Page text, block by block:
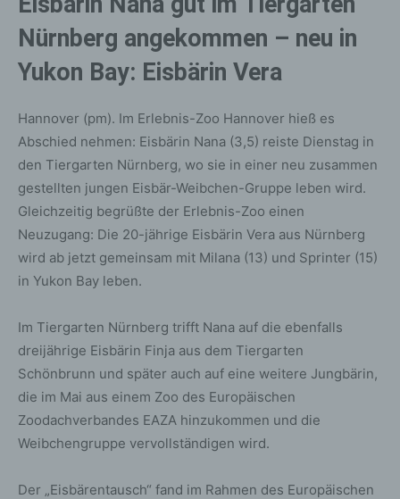
Nürnberg angekommen – neu in
Yukon Bay: Eisbärin Vera
Hannover (pm). Im Erlebnis-Zoo Hannover hieß es
Abschied nehmen: Eisbärin Nana (3,5) reiste Dienstag in
den Tiergarten Nürnberg, wo sie in einer neu zusammen
gestellten jungen Eisbär-Weibchen-Gruppe leben wird.
Gleichzeitig begrüßte der Erlebnis-Zoo einen
Neuzugang: Die 20-jährige Eisbärin Vera aus Nürnberg
wird ab jetzt gemeinsam mit Milana (13) und Sprinter (15)
in Yukon Bay leben.
Im Tiergarten Nürnberg trifft Nana auf die ebenfalls
dreijährige Eisbärin Finja aus dem Tiergarten
Schönbrunn und später auch auf eine weitere Jungbärin,
die im Mai aus einem Zoo des Europäischen
Zoodachverbandes EAZA hinzukommen und die
Weibchengruppe vervollständigen wird.
Der „Eisbärentausch“ fand im Rahmen des Europäischen